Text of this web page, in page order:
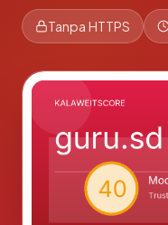
Tanpa HTTPS